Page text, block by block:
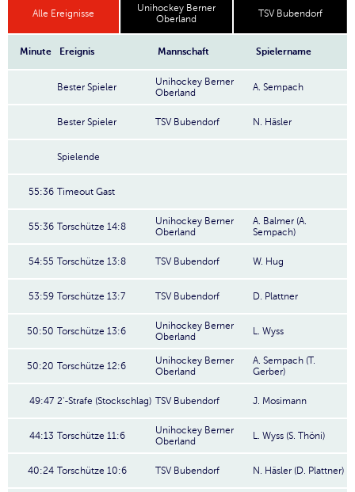
Alle Ereignisse
Unihockey Berner
Oberland
TSV Bubendorf
Minute Ereignis Mannschaft Spielername
Bester Spieler
Unihockey Berner
Oberland
A. Sempach
Bester Spieler TSV Bubendorf N. Häsler
Spielende
55:36 Timeout Gast
55:36 Torschütze 14:8
Unihockey Berner
Oberland
A. Balmer (A.
Sempach)
54:55 Torschütze 13:8 TSV Bubendorf W. Hug
53:59 Torschütze 13:7 TSV Bubendorf D. Plattner
50:50 Torschütze 13:6
Unihockey Berner
Oberland
L. Wyss
50:20 Torschütze 12:6
Unihockey Berner
Oberland
A. Sempach (T.
Gerber)
49:47 2'-Strafe (Stockschlag) TSV Bubendorf J. Mosimann
44:13 Torschütze 11:6
Unihockey Berner
Oberland
L. Wyss (S. Thöni)
40:24 Torschütze 10:6 TSV Bubendorf N. Häsler (D. Plattner)